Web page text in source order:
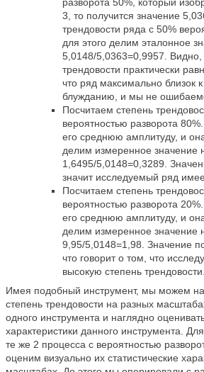
3, то получится значение
трендовости ряда с 50%
для этого делим эталонное
5,0148/5,0363=0,9957. Видно,
трендовости практически
что ряд максимально близок
блужданию, и мы не
Посчитаем степень
вероятностью разворота
его среднюю амплитуду, и
делим измеренное значение
1,6495/5,0148=0,3289.
значит исследуемый ряд
Посчитаем степень
вероятностью разворота
его среднюю амплитуду, и
делим измеренное значение
9,95/5,0148=1,98. Значение
что говорит о том, что
высокую степень трендовости.
Имея подобный инструмент, мы можем
степень трендовости на разных
одного инструмента и наглядно
характеристики данного инструмента.
те же 2 процесса с вероятностью
оценим визуально их статистические